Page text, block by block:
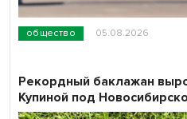
общество 05.08.2026
Рекордный баклажан
Купиной под